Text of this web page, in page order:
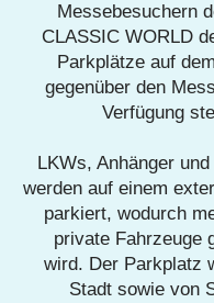
Messebesuchern
CLASSIC WORLD
Parkplätze auf
gegenüber den
Verfügung
LKWs, Anhänger
werden auf einem
parkiert, wodurch
private Fahrzeuge
wird. Der Parkplatz
Stadt sowie von